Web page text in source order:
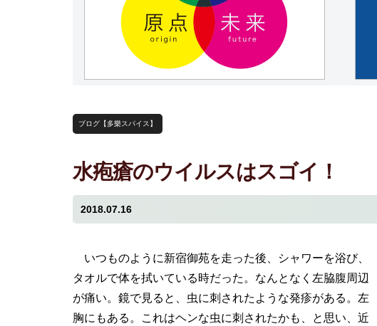
ブログ【多樂スパイス】
水疱瘡のウイルスはスゴイ！
2018.07.16
いつものように新宿御苑を走った後、シャワーを浴び、
タオルで体を拭いている時だった。なんとなく左脇腹周辺
が痛い。鏡で見ると、虫に刺されたような発疹がある。左
胸にもある。これはヘンな虫に刺されたかも、と思い、近